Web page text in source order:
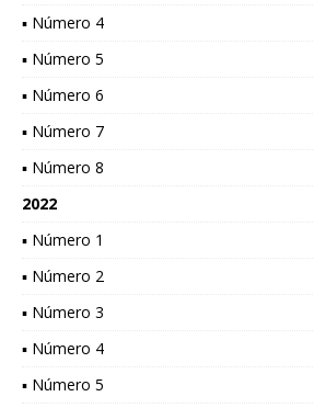
▪ Número 4
▪ Número 5
▪ Número 6
▪ Número 7
▪ Número 8
2022
▪ Número 1
▪ Número 2
▪ Número 3
▪ Número 4
▪ Número 5